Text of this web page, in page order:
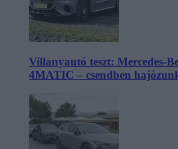
Villanyautó teszt: Mercedes-
4MATIC – csendben